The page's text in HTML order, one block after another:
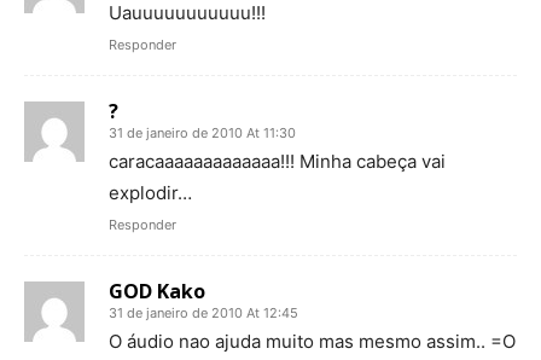
Uauuuuuuuuuuu!!!
Responder
?
31 de janeiro de 2010 At 11:30
caracaaaaaaaaaaaaa!!! Minha cabeça vai
explodir…
Responder
GOD Kako
31 de janeiro de 2010 At 12:45
O áudio nao ajuda muito mas mesmo assim.. =O